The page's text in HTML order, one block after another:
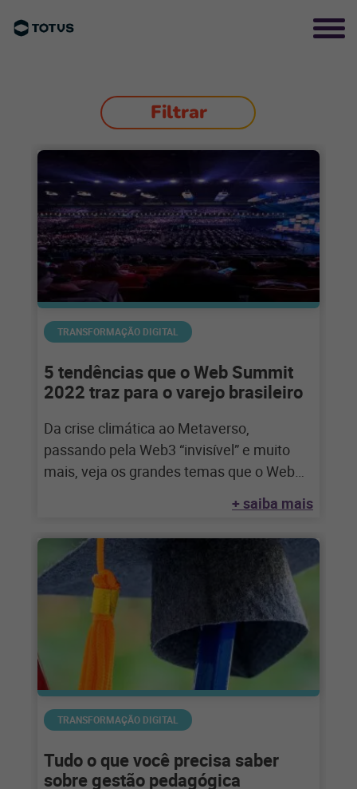
Filtrar
TRANSFORMAÇÃO DIGITAL
5 tendências que o Web Summit
2022 traz para o varejo brasileiro
Da crise climática ao Metaverso,
passando pela Web3 “invisível” e muito
mais, veja os grandes temas que o Web
+ saiba mais
TRANSFORMAÇÃO DIGITAL
Tudo o que você precisa saber
sobre gestão pedagógica